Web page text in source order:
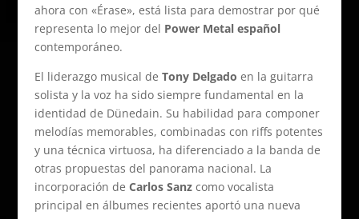
ahora con «Érase», está lista para demostrar por qué
representa lo mejor del Power Metal español
contemporáneo.
El liderazgo musical de Tony Delgado en la guitarra
solista y la voz ha sido siempre fundamental en la
identidad de Dünedain. Su habilidad para componer
melodías memorables, combinadas con riffs potentes
y una técnica virtuosa, ha diferenciado a la banda de
otras propuestas del panorama nacional. La
incorporación de Carlos Sanzcomo vocalista
principal en álbumes recientes aportó una nueva